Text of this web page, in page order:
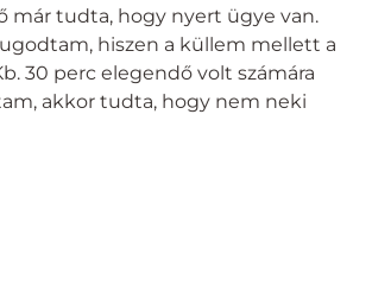
már tudta, hogy nyert ügye van.
hiszen a küllem mellett a
30 perc elegendő volt számára
akkor tudta, hogy nem neki